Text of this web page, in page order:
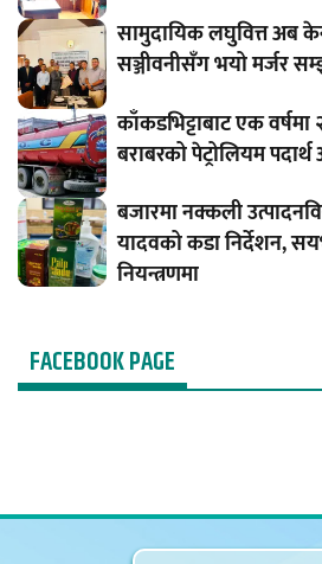
सामुदायिक लघुवित्त अब
सञ्जीवनीसँग भयो मर्जर
काँकडभिट्टाबाट एक
बराबरको पेट्रोलियम
बजारमा नक्कली
यादवको कडा निर्देशन,
नियन्त्रणमा
FACEBOOK PAGE